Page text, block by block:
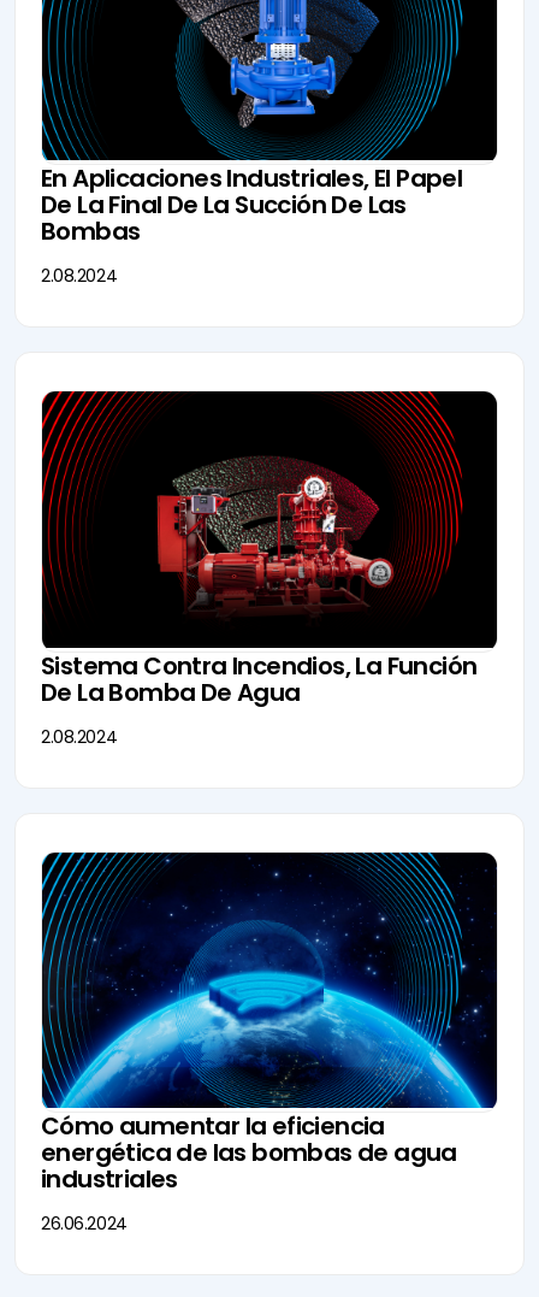
En Aplicaciones Industriales, El Papel
De La Final De La Succión De Las
Bombas
2.08.2024
Sistema Contra Incendios, La Función
De La Bomba De Agua
2.08.2024
Cómo aumentar la eficiencia
energética de las bombas de agua
industriales
26.06.2024